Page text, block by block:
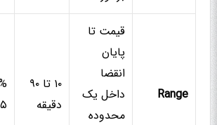
Range
قیمت تا
پایان
انقضا
داخل یک
محدوده
۱۰ تا ۹۰
دقیقه